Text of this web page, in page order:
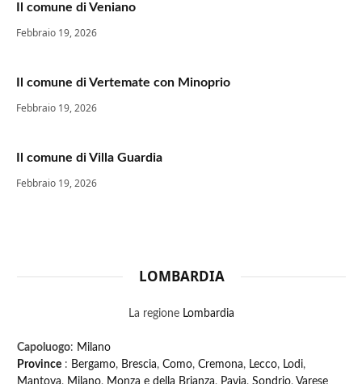
Il comune di Veniano
Febbraio 19, 2026
Il comune di Vertemate con Minoprio
Febbraio 19, 2026
Il comune di Villa Guardia
Febbraio 19, 2026
LOMBARDIA
La regione Lombardia
Capoluogo: Milano
Province : Bergamo, Brescia, Como, Cremona, Lecco, Lodi,